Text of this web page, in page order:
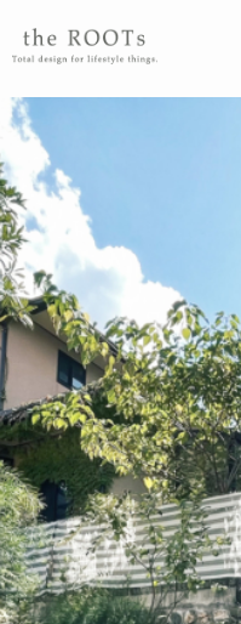
item – tag –